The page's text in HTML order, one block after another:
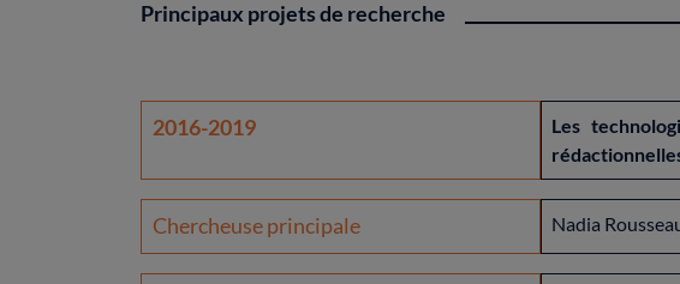
Principaux projets de recherche
2016-2019
Les
Chercheuse principale Nadia